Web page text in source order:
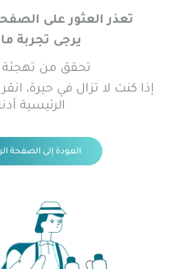
تعذر العثور على
يرجى تجربة
تحقق من تهجئة
إذا كنت لا تزال في حيرة،
الرئيسية
العودة إلى الصفحة